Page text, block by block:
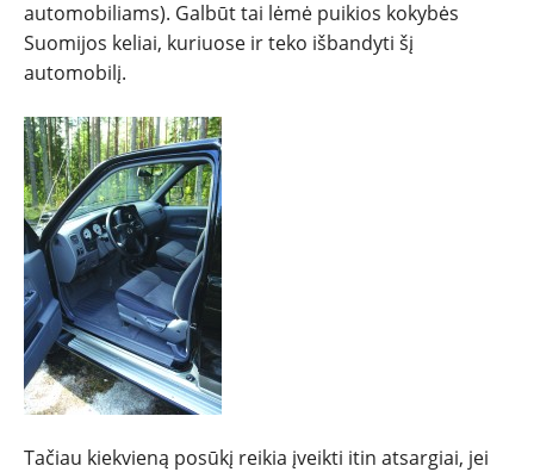
automobiliams). Galbūt tai lėmė puikios kokybės
Suomijos keliai, kuriuose ir teko išbandyti šį
automobilį.
Tačiau kiekvieną posūkį reikia įveikti itin atsargiai, jei